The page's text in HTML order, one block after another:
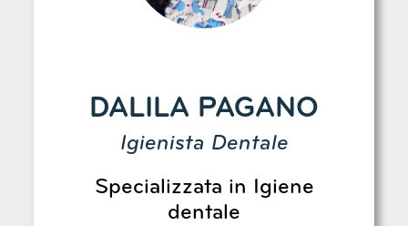
DALILA PAGANO
Igienista Dentale
Specializzata in Igiene
dentale